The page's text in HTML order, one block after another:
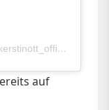
Ein Beitrag geteilt von Kerstin Ott (@kerstinott_official)
auf